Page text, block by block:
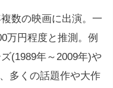
数の映画に出演。一
万円程度と推測。例
(1989年～2009年)や
多くの話題作や大作